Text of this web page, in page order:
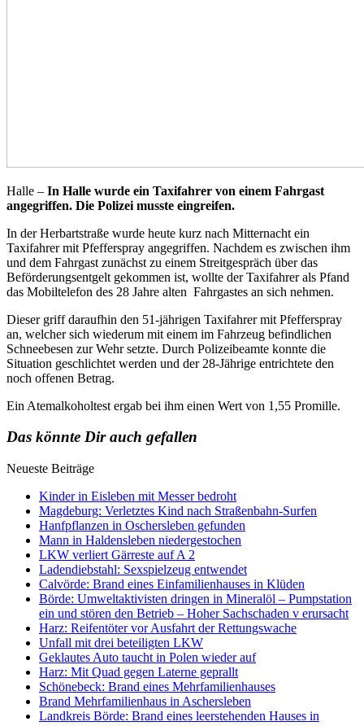
Halle – In Halle wurde ein Taxifahrer von einem Fahrgast
angegriffen. Die Polizei musste eingreifen.
In der Herbartstraße wurde heute kurz nach Mitternacht ein
Taxifahrer mit Pfefferspray angegriffen. Nachdem es zwischen ihm
und dem Fahrgast zunächst zu einem Streitgespräch über das
Beförderungsentgelt gekommen ist, wollte der Taxifahrer als Pfand
das Mobiltelefon des 28 Jahre alten Fahrgastes an sich nehmen.
Dieser griff daraufhin den 51-jährigen Taxifahrer mit Pfefferspray
an, welcher sich wiederum mit einem im Fahrzeug befindlichen
Schneebesen zur Wehr setzte. Durch Polizeibeamte konnte die
Situation geschlichtet werden und der 28-Jährige entrichtete den
noch offenen Betrag.
Ein Atemalkoholtest ergab bei ihm einen Wert von 1,55 Promille.
Das könnte Dir auch gefallen
Neueste Beiträge
Kinder in Eisleben mit Messer bedroht
Magdeburg: Verletztes Kind nach Straßenbahn-Surfen
Hanfpflanzen in Oschersleben gefunden
Mann in Haldensleben niedergestochen
LKW verliert Gärreste auf A 2
Ladendiebstahl: Sexspielzeug entwendet
Calvörde: Brand eines Einfamilienhauses in Klüden
Börde: Umweltaktivisten dringen in Mineralöl – Pumpstation
ein und stören den Betrieb – Hoher Sachschaden v erursacht
Harz: Reifentöter vor Ausfahrt der Rettungswache
Unfall mit drei beteiligten LKW
Geklautes Auto taucht in Polen wieder auf
Harz: Mit Quad gegen Laterne geprallt
Schönebeck: Brand eines Mehrfamilienhauses
Brand Mehrfamilienhaus in Aschersleben
Landkreis Börde: Brand eines leerstehenden Hauses in